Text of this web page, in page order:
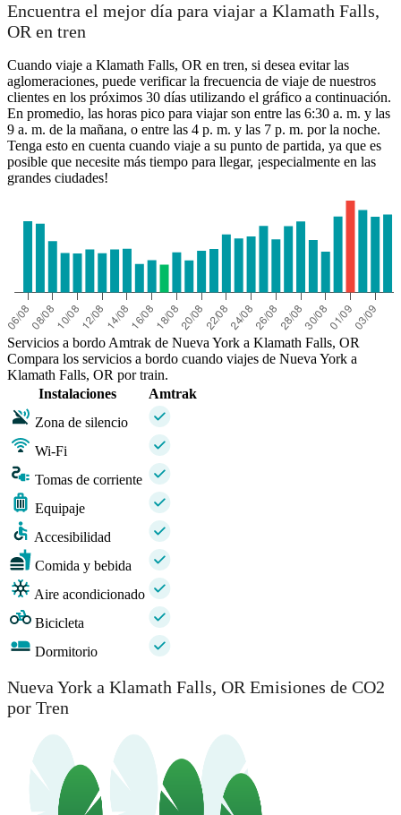
New York, NY
Klamath Falls, OR
Encuentra el mejor día para viajar a Klamath Falls,
OR en tren
Cuando viaje a Klamath Falls, OR en tren, si desea evitar las
aglomeraciones, puede verificar la frecuencia de viaje de nuestros
clientes en los próximos 30 días utilizando el gráfico a continuación.
En promedio, las horas pico para viajar son entre las 6:30 a. m. y las
9 a. m. de la mañana, o entre las 4 p. m. y las 7 p. m. por la noche.
Tenga esto en cuenta cuando viaje a su punto de partida, ya que es
posible que necesite más tiempo para llegar, ¡especialmente en las
grandes ciudades!
Servicios a bordo Amtrak de Nueva York a Klamath Falls, OR
Compara los servicios a bordo cuando viajes de Nueva York a
Klamath Falls, OR por train.
Instalaciones
Amtrak
Zona de silencio
Wi-Fi
Tomas de corriente
Equipaje
Accesibilidad
Comida y bebida
Aire acondicionado
Bicicleta
Dormitorio
Nueva York a Klamath Falls, OR Emisiones de CO2
por Tren